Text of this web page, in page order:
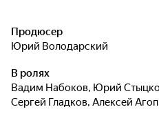
Продюсер
Юрий Володарский
В ролях
Вадим Набоков, Юрий
Сергей Гладков, Алексей